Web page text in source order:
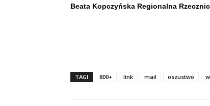
Beata Kopczyńska Regionalna
TAGI 800+ link mail oszustwo